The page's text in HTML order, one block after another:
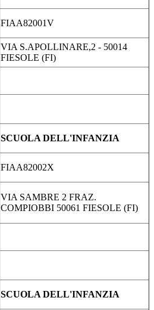
FIAA82001V
VIA S.APOLLINARE,2 - 50014
FIESOLE (FI)
SCUOLA DELL'INFANZIA
FIAA82002X
VIA SAMBRE 2 FRAZ.
COMPIOBBI 50061 FIESOLE (FI)
SCUOLA DELL'INFANZIA